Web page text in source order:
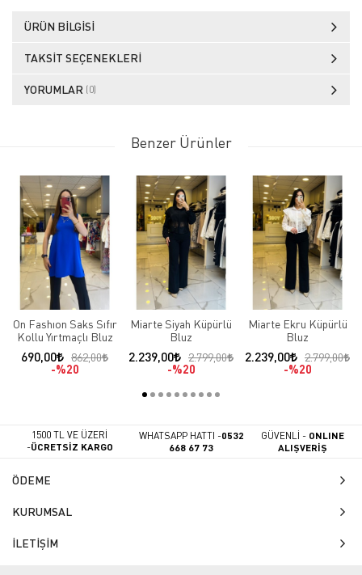
ÜRÜN BILGISI
TAKSIT SEÇENEKLERI
YORUMLAR (0)
Benzer Ürünler
On Fashıon Saks Sıfır
Kollu Yırtmaçlı Bluz
690,00
862,00
%20
Miarte Siyah Küpürlü
Bluz
2.239,00
2.799,00
%20
Miarte Ekru Küpürlü
Bluz
2.239,00
2.799,00
%20
1500 TL VE ÜZERİ
-ÜCRETSİZ KARGO
WHATSAPP HATTI -0532
668 67 73
GÜVENLİ - ONLINE
ALIŞVERİŞ
ÖDEME
KURUMSAL
İLETİŞİM